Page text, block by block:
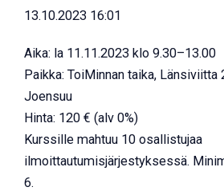
13.10.2023 16:01
Aika: la 11.11.2023 klo 9.30–13.00
Paikka: ToiMinnan taika, Länsiviitta
Joensuu
Hinta: 120 € (alv 0%)
Kurssille mahtuu 10 osallistujaa
ilmoittautumisjärjestyksessä.
6.